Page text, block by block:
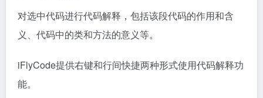
对选中代码进行代码解释，包括该段代码的作用和含
义、代码中的类和方法的意义等。
iFlyCode提供右键和行间快捷两种形式使用代码解释功
能。